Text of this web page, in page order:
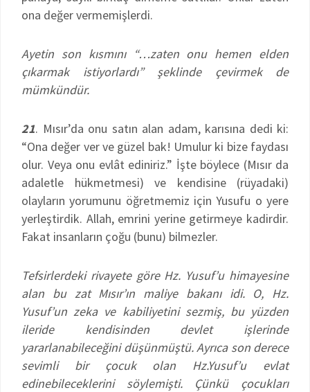
ona değer vermemişlerdi.
Ayetin son kısmını “…zaten onu hemen elden
çıkarmak istiyorlardı” şeklinde çevirmek de
mümkündür.
21. Mısır’da onu satın alan adam, karısına dedi ki:
“Ona değer ver ve güzel bak! Umulur ki bize faydası
olur. Veya onu evlât ediniriz.” İşte böylece (Mısır da
adaletle hükmetmesi) ve kendisine (rüyadaki)
olayların yorumunu öğretmemiz için Yusufu o yere
yerleştirdik. Allah, emrini yerine getirmeye kadirdir.
Fakat insanların çoğu (bunu) bilmezler.
Tefsirlerdeki rivayete göre Hz. Yusuf’u himayesine
alan bu zat Mısır’ın maliye bakanı idi. O, Hz.
Yusuf’un zeka ve kabiliyetini sezmiş, bu yüzden
ileride kendisinden devlet işlerinde
yararlanabileceğini düşünmüştü. Ayrıca son derece
sevimli bir çocuk olan Hz.Yusuf’u evlat
edinebileceklerini söylemişti. Çünkü çocukları